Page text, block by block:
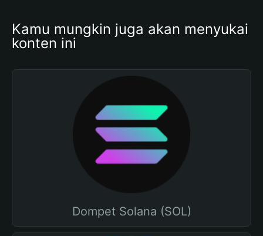
Kamu mungkin juga akan menyukai
konten ini
Dompet Solana (SOL)